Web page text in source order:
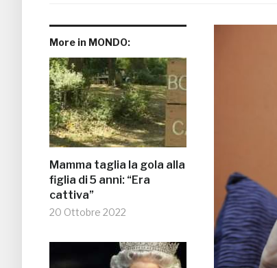
More in MONDO:
Mamma taglia la gola alla
figlia di 5 anni: “Era
cattiva”
20 Ottobre 2022